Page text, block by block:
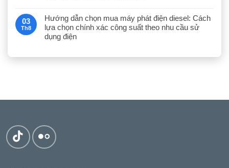
03
Th8
Hướng dẫn chọn mua máy phát điện diesel: Cách
lựa chọn chính xác công suất theo nhu cầu sử
dụng điện